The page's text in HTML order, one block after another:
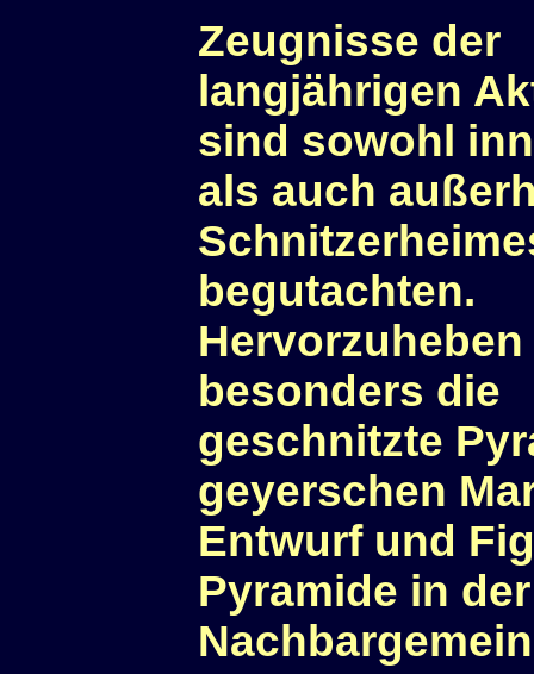
Zeugnisse der
langjährigen
sind sowohl
als auch
begutachten.
besonders die
geschnitzte
geyerschen
Entwurf und
Pyramide in der